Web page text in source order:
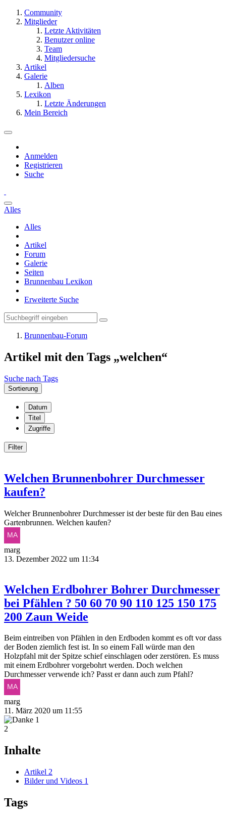
Community
Mitglieder
Letzte Aktivitäten
Benutzer online
Team
Mitgliedersuche
Artikel
Galerie
Alben
Lexikon
Letzte Änderungen
Mein Bereich
Anmelden
Registrieren
Suche
Alles
Alles
Artikel
Forum
Galerie
Seiten
Brunnenbau Lexikon
Erweiterte Suche
Brunnenbau-Forum
Artikel mit den Tags „welchen“
Suche nach Tags
Sortierung
Datum
Titel
Zugriffe
Filter
Welchen Brunnenbohrer Durchmesser
kaufen?
Welcher Brunnenbohrer Durchmesser ist der beste für den Bau eines
Gartenbrunnen. Welchen kaufen?
marg
13. Dezember 2022 um 11:34
Welchen Erdbohrer Bohrer Durchmesser
bei Pfählen ? 50 60 70 90 110 125 150 175
200 Zaun Weide
Beim eintreiben von Pfählen in den Erdboden kommt es oft vor dass
der Boden ziemlich fest ist. In so einem Fall würde man den
Holzpfahl mit der Spitze schief einschlagen oder zerstören. Es muss
mit einem Erdbohrer vorgebohrt werden. Doch welchen
Durchmesser verwende ich? Passt er dann auch zum Pfahl?
marg
11. März 2020 um 11:55
1
2
Inhalte
Artikel 2
Bilder und Videos 1
Tags